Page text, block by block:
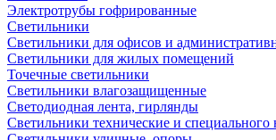
Электротрубы гофрированные
Светильники
Светильники для офисов и
Светильники для жилых помещений
Точечные светильники
Светильники влагозащищенные
Светодиодная лента, гирлянды
Светильники технические и специального